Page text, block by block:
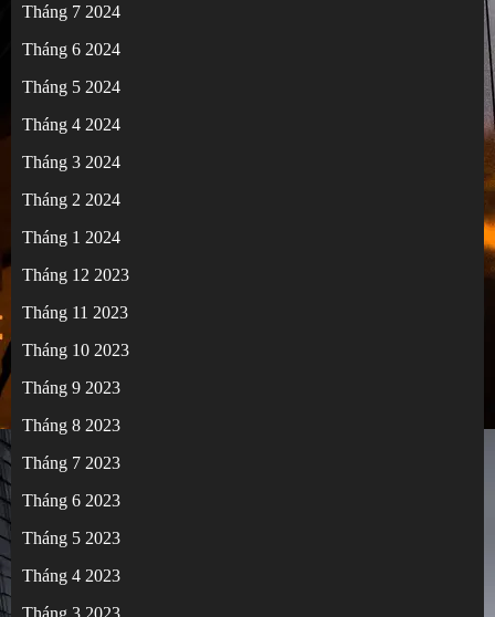
Tháng 7 2024
Tháng 6 2024
Tháng 5 2024
Tháng 4 2024
Tháng 3 2024
Tháng 2 2024
Tháng 1 2024
Tháng 12 2023
Tháng 11 2023
Tháng 10 2023
Tháng 9 2023
Tháng 8 2023
Tháng 7 2023
Tháng 6 2023
Tháng 5 2023
Tháng 4 2023
Tháng 3 2023